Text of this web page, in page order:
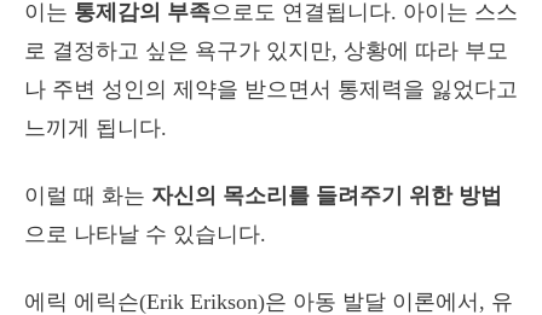
이는 통제감의 부족으로도 연결됩니다. 아이는 스스
로 결정하고 싶은 욕구가 있지만, 상황에 따라 부모
나 주변 성인의 제약을 받으면서 통제력을 잃었다고
느끼게 됩니다.
이럴 때 화는 자신의 목소리를 들려주기 위한 방법
으로 나타날 수 있습니다.
에릭 에릭슨(Erik Erikson)은 아동 발달 이론에서, 유